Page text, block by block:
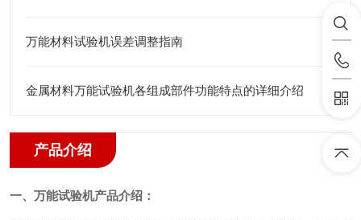
万能材料试验机误差调整指南
金属材料万能试验机各组成部件功能特点的详细介绍
产品介绍
一、万能试验机产品介绍：